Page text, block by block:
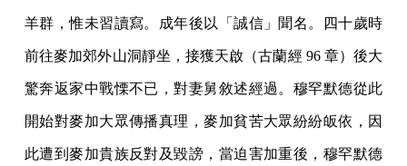
羊群，惟未習讀寫。成年後以「誠信」聞名。四十歲時
前往麥加郊外山洞靜坐，接獲天啟（古蘭經 96 章）後大
驚奔返家中戰慄不已，對妻舅敘述經過。穆罕默德從此
開始對麥加大眾傳播真理，麥加貧苦大眾紛紛皈依，因
此遭到麥加貴族反對及毀謗，當迫害加重後，穆罕默德